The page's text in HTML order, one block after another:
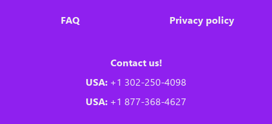
FAQ Privacy policy
Contact us!
USA: +1 302-250-4098
USA: +1 877-368-4627